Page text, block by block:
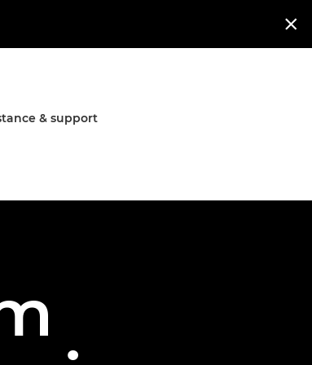

& support